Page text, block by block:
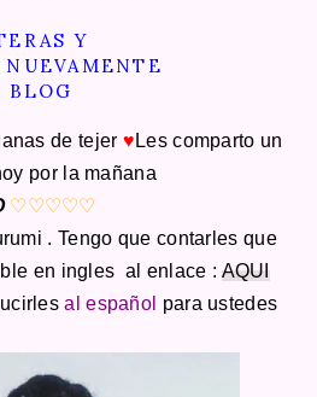
Y
NUEVAMENTE
BLOG
de tejer ♥ Les comparto un
por la mañana
♡♡♡♡♡
. Tengo que contarles que
en ingles al enlace : AQUI
al español para ustedes